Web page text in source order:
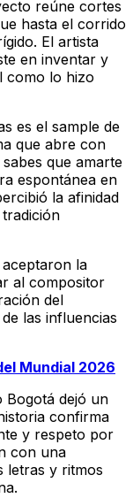
reúne cortes
hasta el corrido
El artista
en inventar y
como lo hizo
es el sample de
que abre con
que amarte
espontánea en
la afinidad
aceptaron la
al compositor
del
las influencias
Mundial 2026
Bogotá dejó un
confirma
y respeto por
con una
letras y ritmos